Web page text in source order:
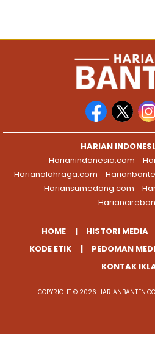
HARIAN
Harianindonesia.com
Harianolahraga.com
Hariansumedang.com
HOME HISTORI MEDIA
KODE ETIK
PEDOMAN
KONTAK
COPYRIGHT © 2026